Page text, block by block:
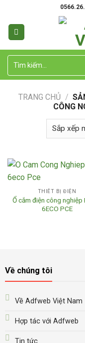
content
Tìm
TRANG CHỦ /
CÔNG
THIẾT BỊ ĐIỆN
Ổ cắm điện công nghiệp
6ECO PCE
Về chúng tôi
Về Adfweb Việt Nam
Hợp tác với Adfweb
Tin tức